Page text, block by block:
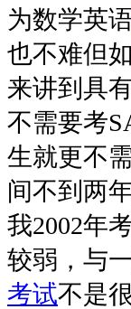
为数学英
也不难但
来讲到具
不需要考
生就更不
间不到两
我2002年
较弱，与
考试不是